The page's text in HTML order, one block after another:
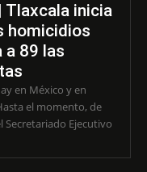
Tlaxcala inicia
homicidios
a 89 las
en México y en
Secretariado Ejecutivo